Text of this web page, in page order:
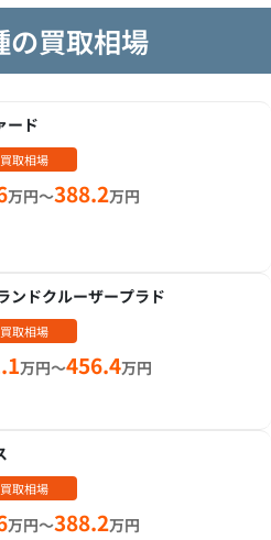
の買取相場
ード
買取相場
万円～388.2万円
ンドクルーザープラド
買取相場
万円～456.4万円
買取相場
万円～388.2万円